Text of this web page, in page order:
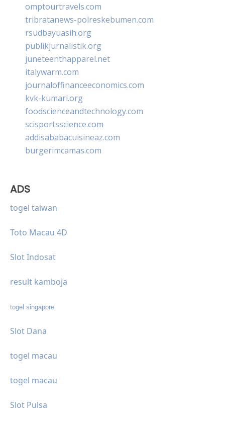
omptourtravels.com
tribratanews-polreskebumen.com
rsudbayuasih.org
publikjurnalistik.org
juneteenthapparel.net
italywarm.com
journaloffinanceeconomics.com
kvk-kumari.org
foodscienceandtechnology.com
scisportsscience.com
addisababacuisineaz.com
burgerimcamas.com
ADS
togel taiwan
Toto Macau 4D
Slot Indosat
result kamboja
togel singapore
Slot Dana
togel macau
togel macau
Slot Pulsa